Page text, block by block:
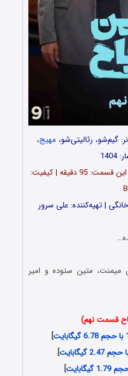
گیم‌شو، رئالیتی‌شو، مهیج،
1404
تعداد قسمت‌: … اپیزود | مدت زمان این قسمت: 95 دقیقه | کیفیت:
میمنت، متین ستوده و امیر
قسمت نهم)
]
]
]